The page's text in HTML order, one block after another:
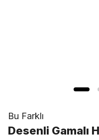
Bu Farklı
Desenli Gamalı